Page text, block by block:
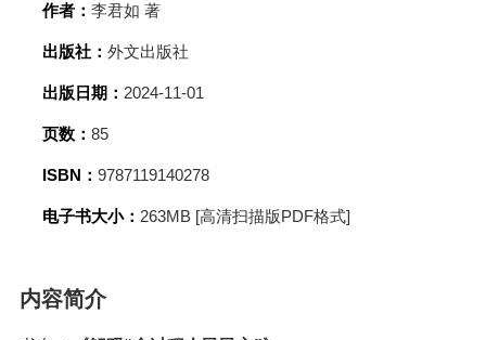
作者： 李君如 著
出版社： 外文出版社
出版日期： 2024-11-01
页数： 85
ISBN： 9787119140278
电子书大小： 263MB [高清扫描版PDF格式]
内容简介